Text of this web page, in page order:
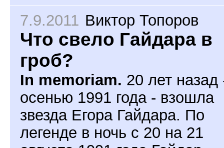
7.9.2011 Виктор Топоров
Что свело Гайдара в
гроб?
In memoriam. 20 лет назад
осенью 1991 года - взошла
звезда Егора Гайдара. По
легенде в ночь с 20 на 21